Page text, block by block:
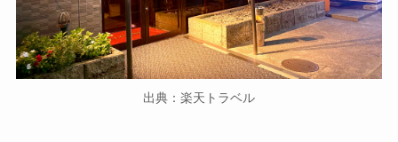
出典：楽天トラベル